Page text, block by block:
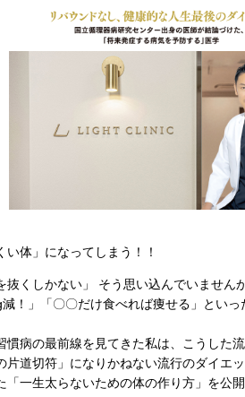
体」になってしまう！！
抜くしかない」 そう思い込んでいません
！」「〇〇だけ食べれば痩せる」とい
慣病の最前線を見てきた私は、こうした
片道切符」になりかねない流行のダイエ
「一生太らないための体の作り方」を公